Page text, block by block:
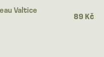
Valtice
89 Kč